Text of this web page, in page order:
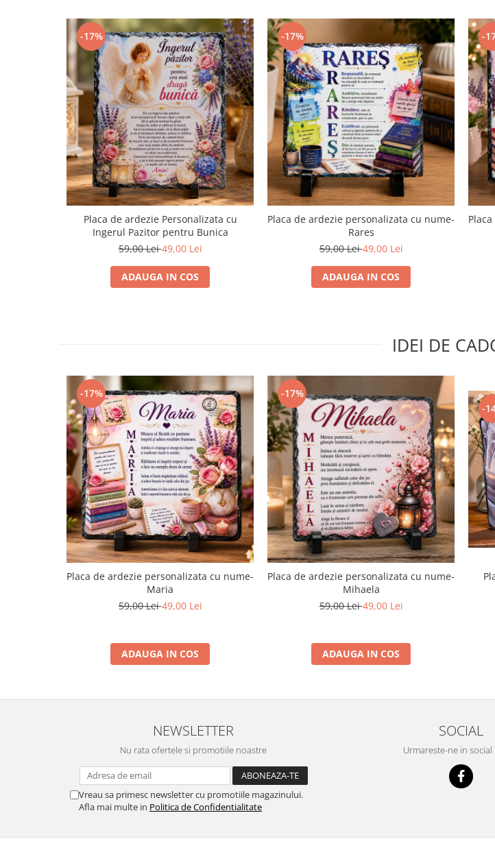
-17%
Placa de ardezie Personalizata cu
Ingerul Pazitor pentru Bunica
59,00 Lei49,00 Lei
ADAUGA IN COS
-17%
Placa de ardezie personalizata cu nume-
Rares
59,00 Lei49,00 Lei
ADAUGA IN COS
-
IDEI DE
-17%
Placa de ardezie personalizata cu nume-
Maria
59,00 Lei49,00 Lei
ADAUGA IN COS
-17%
Placa de ardezie personalizata cu nume-
Mihaela
59,00 Lei49,00 Lei
ADAUGA IN COS
-
NEWSLETTER
Nu rata ofertele si promotiile noastre
Vreau sa primesc newsletter cu promotiile magazinului.
Afla mai multe in Politica de Confidentialitate
SOCIAL
Urmareste-ne in social